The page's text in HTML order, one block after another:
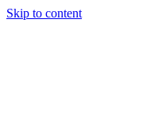
Skip to content